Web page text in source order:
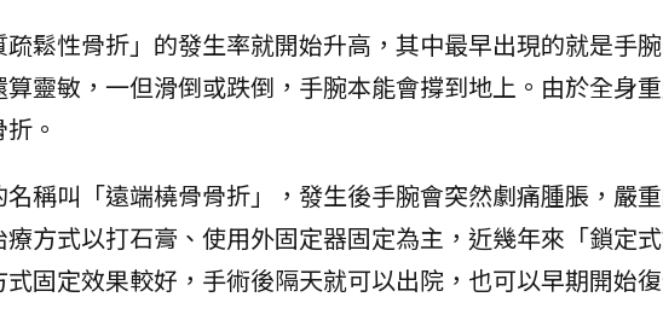
鬆性骨折」的發生率就開始升高，其中最早出現的就是手
靈敏，一但滑倒或跌倒，手腕本能會撐到地上。由於全身
。
稱叫「遠端橈骨骨折」，發生後手腕會突然劇痛腫脹，嚴
方式以打石膏、使用外固定器固定為主，近幾年來「鎖定
固定效果較好，手術後隔天就可以出院，也可以早期開始